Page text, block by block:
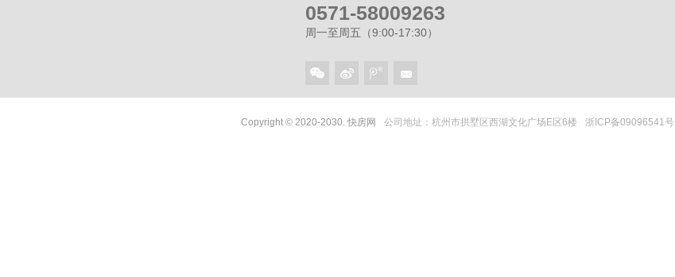
0571-58009263
周一至周五（9:00-17:30）
Copyright © 2020-2030. 快房网 公司地址：杭州市拱墅区西湖文化广场E区6楼 浙ICP备09096541号